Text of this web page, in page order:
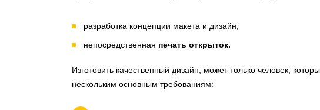
разработка концепции макета и дизайн;
непосредственная печать открыток.
Изготовить качественный дизайн, может только человек,
нескольким основным требованиям: